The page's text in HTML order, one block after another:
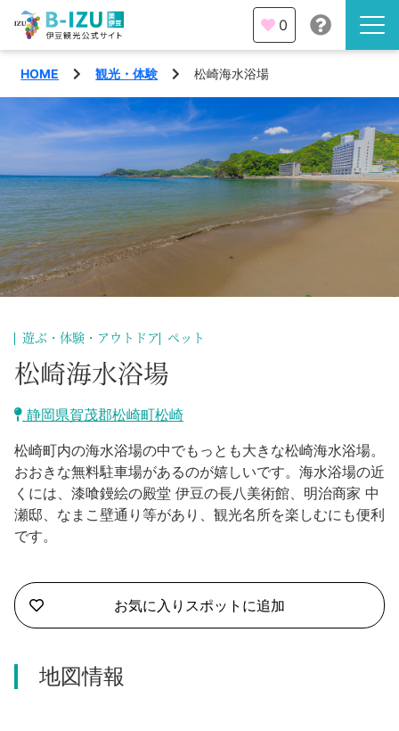
伊豆半島を知る
伊豆のみどころ
みる
あそぶ
あじわう
観光・体験
イベント
エリア
熱海市
沼津市
三島市
南伊豆町
函南町
西伊豆町
伊東市
伊豆の国市
特集
旅の計画
モデルコース
宿泊・予約
旅程作成
アクセス
日本語
合同会社説明会
0
HOME 観光・体験 松崎海水浴場
遊ぶ・体験・アウトドア ペット
松崎海水浴場
静岡県賀茂郡松崎町松崎
松崎町内の海水浴場の中でもっとも大きな松崎海水浴場。
おおきな無料駐車場があるのが嬉しいです。海水浴場の近
くには、漆喰鏝絵の殿堂 伊豆の長八美術館、明治商家 中
瀬邸、なまこ壁通り等があり、観光名所を楽しむにも便利
です。
お気に入りスポットに追加
地図情報